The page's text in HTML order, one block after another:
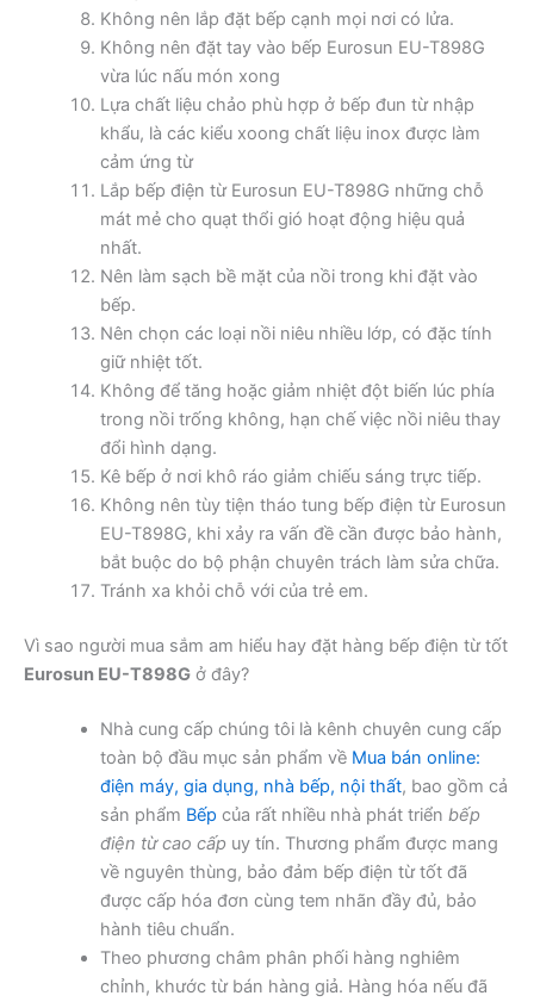
Không nên lắp đặt bếp cạnh mọi nơi có lửa.
Không nên đặt tay vào bếp Eurosun EU-T898G
vừa lúc nấu món xong
Lựa chất liệu chảo phù hợp ở bếp đun từ nhập
khẩu, là các kiểu xoong chất liệu inox được làm
cảm ứng từ
Lắp bếp điện từ Eurosun EU-T898G những chỗ
mát mẻ cho quạt thổi gió hoạt động hiệu quả
nhất.
Nên làm sạch bề mặt của nồi trong khi đặt vào
bếp.
Nên chọn các loại nồi niêu nhiều lớp, có đặc tính
giữ nhiệt tốt.
Không để tăng hoặc giảm nhiệt đột biến lúc phía
trong nồi trống không, hạn chế việc nồi niêu thay
đổi hình dạng.
Kê bếp ở nơi khô ráo giảm chiếu sáng trực tiếp.
Không nên tùy tiện tháo tung bếp điện từ Eurosun
EU-T898G, khi xảy ra vấn đề cần được bảo hành,
bắt buộc do bộ phận chuyên trách làm sửa chữa.
Tránh xa khỏi chỗ với của trẻ em.
Vì sao người mua sắm am hiểu hay đặt hàng bếp điện từ tốt
Eurosun EU-T898G ở đây?
Nhà cung cấp chúng tôi là kênh chuyên cung cấp
toàn bộ đầu mục sản phẩm về Mua bán online:
điện máy, gia dụng, nhà bếp, nội thất, bao gồm cả
sản phẩm Bếp của rất nhiều nhà phát triển bếp
điện từ cao cấp uy tín. Thương phẩm được mang
về nguyên thùng, bảo đảm bếp điện từ tốt đã
được cấp hóa đơn cùng tem nhãn đầy đủ, bảo
hành tiêu chuẩn.
Theo phương châm phân phối hàng nghiêm
chỉnh, khước từ bán hàng giả. Hàng hóa nếu đã